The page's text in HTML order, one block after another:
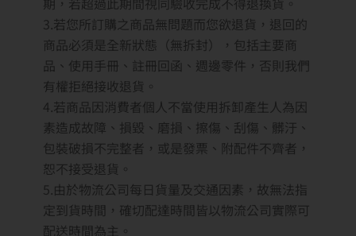
3.若您所訂購之商品無問題而您欲退貨，退回的
商品必須是全新狀態（無拆封），包括主要商
品、使用手冊、註冊回函、週邊零件，否則我們
有權拒絕接收退貨。
4.若商品因消費者個人不當使用拆卸產生人為因
素造成故障、損毀、磨損、擦傷、刮傷、髒汙、
包裝破損不完整者，或是發票、附配件不齊者，
恕不接受退貨。
5.由於物流公司每日貨量及交通因素，故無法指
定到貨時間，確切配達時間皆以物流公司實際可
配送時間為主。